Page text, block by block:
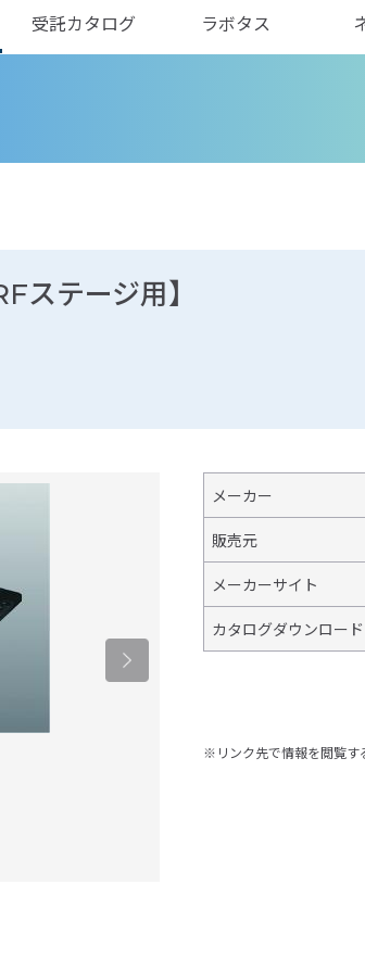
受託カタログ ラボタス
ステージ用】
メーカー
販売元
メーカーサイト
カタログダウンロード
※リンク先で情報を閲覧す